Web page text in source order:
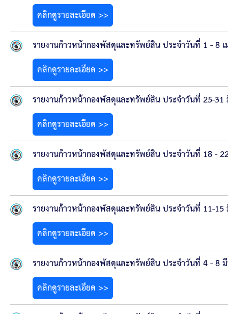
คลิกดูรายละเอียด >>
รายงานก้าวหน้ากองพัสดุและทรัพย์สิน ประจำวันที่ 1 - 8
คลิกดูรายละเอียด >>
รายงานก้าวหน้ากองพัสดุและทรัพย์สิน ประจำวันที่ 25-
คลิกดูรายละเอียด >>
รายงานก้าวหน้ากองพัสดุและทรัพย์สิน ประจำวันที่ 18 -
คลิกดูรายละเอียด >>
รายงานก้าวหน้ากองพัสดุและทรัพย์สิน ประจำวันที่ 11-
คลิกดูรายละเอียด >>
รายงานก้าวหน้ากองพัสดุและทรัพย์สิน ประจำวันที่ 4 - 8
คลิกดูรายละเอียด >>